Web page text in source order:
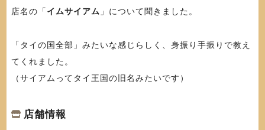
店名の「 イムサイアム 」について聞きました。
「タイの国全部」みたいな感じらしく、身振り手振りで教え
てくれました。
（サイアムってタイ王国の旧名みたいです）
店舗情報